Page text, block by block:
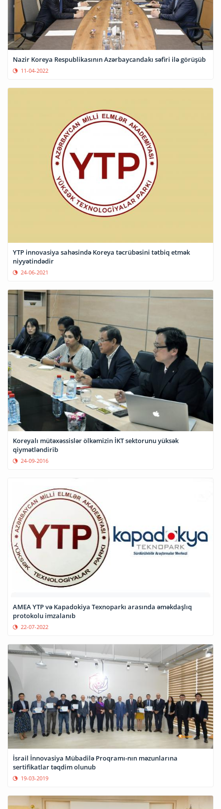
Nazir Koreya Respublikasının Azərbaycandakı səfiri ilə görüşüb
11-04-2022
YTP innovasiya sahəsində Koreya təcrübəsini tətbiq etmək
niyyətindədir
24-06-2021
Koreyalı mütəxəssislər ölkəmizin İKT sektorunu yüksək
qiymətləndirib
24-09-2016
AMEA YTP və Kapadokiya Texnoparkı arasında əməkdaşlıq
protokolu imzalanıb
22-07-2022
İsrail İnnovasiya Mübadilə Proqramı-nın məzunlarına
sertifikatlar təqdim olunub
19-03-2019